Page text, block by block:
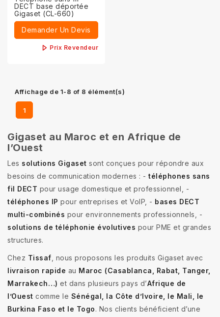
DECT base déportée
Gigaset (CL-660)
Demander Un Devis
Prix Revendeur
Affichage de 1-8 of 8 élément(s)
1
Gigaset au Maroc et en Afrique de
l’Ouest
Les solutions Gigaset sont conçues pour répondre aux
besoins de communication modernes : - téléphones sans
fil DECT pour usage domestique et professionnel, -
téléphones IP pour entreprises et VoIP, - bases DECT
multi-combinés pour environnements professionnels, -
solutions de téléphonie évolutives pour PME et grandes
structures.
Chez Tissaf , nous proposons les produits Gigaset avec
livraison rapide au Maroc (Casablanca, Rabat, Tanger,
Marrakech…) et dans plusieurs pays d’Afrique de
l’Ouest comme le Sénégal, la Côte d’Ivoire, le Mali, le
Burkina Faso et le Togo. Nos clients bénéficient d’une